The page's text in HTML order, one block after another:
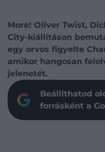
More! Oliver Twist,
City-kiállításon
egy orvos figyelte
amikor hangosan
jelenetét.
Beállíthatod
forrásként a